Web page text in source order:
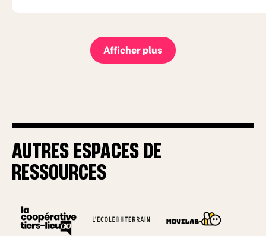
Afficher plus
AUTRES ESPACES DE
RESSOURCES